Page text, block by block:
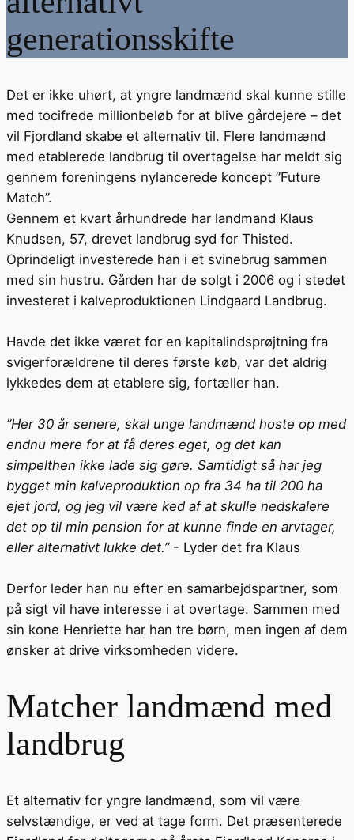
generationsskifte
Det er ikke uhørt, at yngre landmænd skal kunne stille
med tocifrede millionbeløb for at blive gårdejere – det
vil Fjordland skabe et alternativ til. Flere landmænd
med etablerede landbrug til overtagelse har meldt sig
gennem foreningens nylancerede koncept ”Future
Match”.
Gennem et kvart århundrede har landmand Klaus
Knudsen, 57, drevet landbrug syd for Thisted.
Oprindeligt investerede han i et svinebrug sammen
med sin hustru. Gården har de solgt i 2006 og i stedet
investeret i kalveproduktionen Lindgaard Landbrug.
Havde det ikke været for en kapitalindsprøjtning fra
svigerforældrene til deres første køb, var det aldrig
lykkedes dem at etablere sig, fortæller han.
”Her 30 år senere, skal unge landmænd hoste op med
endnu mere for at få deres eget, og det kan
simpelthen ikke lade sig gøre. Samtidigt så har jeg
bygget min kalveproduktion op fra 34 ha til 200 ha
ejet jord, og jeg vil være ked af at skulle nedskalere
det op til min pension for at kunne finde en arvtager,
eller alternativt lukke det.” - Lyder det fra Klaus
Derfor leder han nu efter en samarbejdspartner, som
på sigt vil have interesse i at overtage. Sammen med
sin kone Henriette har han tre børn, men ingen af dem
ønsker at drive virksomheden videre.
Matcher landmænd med
landbrug
Et alternativ for yngre landmænd, som vil være
selvstændige, er ved at tage form. Det præsenterede